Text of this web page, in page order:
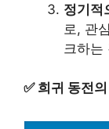
정기적
로, 관
크하는
✅ 희귀 동전